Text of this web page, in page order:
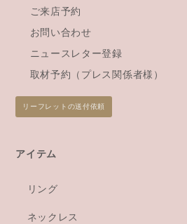
ご来店予約
お問い合わせ
ニュースレター登録
取材予約（プレス関係者様）
リーフレットの送付依頼
アイテム
リング
ネックレス